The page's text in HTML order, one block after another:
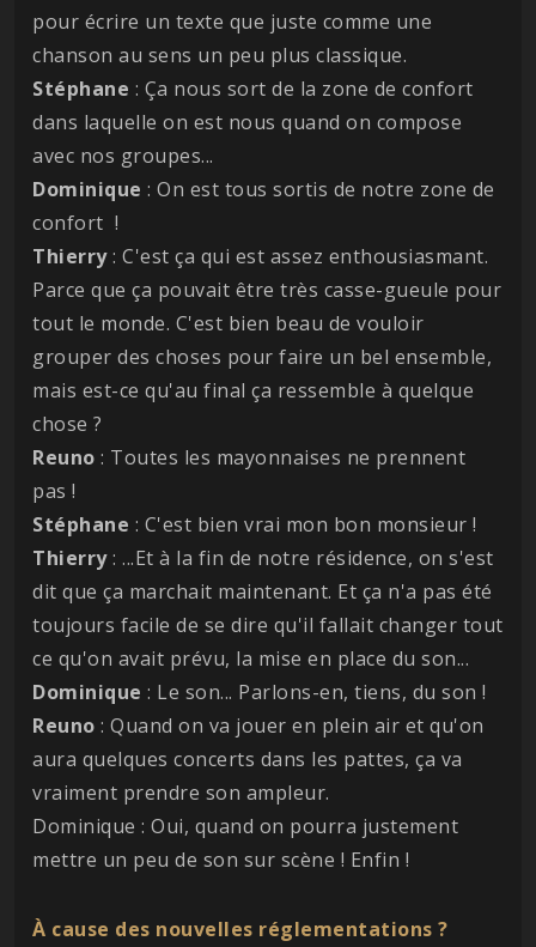
pour écrire un texte que juste comme une
chanson au sens un peu plus classique.
Stéphane : Ça nous sort de la zone de confort
dans laquelle on est nous quand on compose
avec nos groupes...
Dominique : On est tous sortis de notre zone de
confort !
Thierry: C'est ça qui est assez enthousiasmant.
Parce que ça pouvait être très casse-gueule pour
tout le monde. C'est bien beau de vouloir
grouper des choses pour faire un bel ensemble,
mais est-ce qu'au final ça ressemble à quelque
chose ?
Reuno : Toutes les mayonnaises ne prennent
pas !
Stéphane : C'est bien vrai mon bon monsieur !
Thierry: ...Et à la fin de notre résidence, on s'est
dit que ça marchait maintenant. Et ça n'a pas été
toujours facile de se dire qu'il fallait changer tout
ce qu'on avait prévu, la mise en place du son...
Dominique : Le son... Parlons-en, tiens, du son !
Reuno : Quand on va jouer en plein air et qu'on
aura quelques concerts dans les pattes, ça va
vraiment prendre son ampleur.
Dominique : Oui, quand on pourra justement
mettre un peu de son sur scène ! Enfin !
À cause des nouvelles réglementations ?